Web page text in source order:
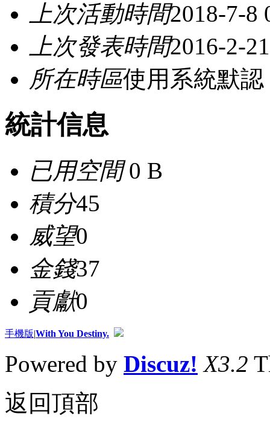
上次活動時間2018-7-8
上次發表時間2016-2-
所在時區使用系統默認
統計信息
已用空間0 B
積分45
威望0
金錢37
貢獻0
手機版|With You Destiny.
Powered by Discuz! X3.2
返回頂部